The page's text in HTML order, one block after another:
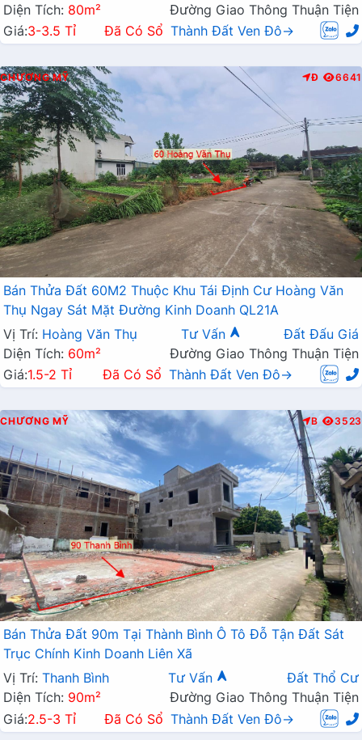
Diện Tích: 80m²
Đường Giao Thông Thuận Tiện
Giá:3-3.5 Tỉ Đã Có Sổ Thành Đất Ven Đô→
CHƯƠNG MỸ Đ 6641
Bán Thửa Đất 60M2 Thuộc Khu Tái Định Cư Hoàng Văn
Thụ Ngay Sát Mặt Đường Kinh Doanh QL21A
Vị Trí: Hoàng Văn Thụ Tư Vấn
Đất Đấu Giá
Diện Tích: 60m²
Đường Giao Thông Thuận Tiện
Giá:1.5-2 Tỉ Đã Có Sổ Thành Đất Ven Đô→
CHƯƠNG MỸ B 3523
Bán Thửa Đất 90m Tại Thành Bình Ô Tô Đỗ Tận Đất Sát
Trục Chính Kinh Doanh Liên Xã
Vị Trí: Thanh Bình Tư Vấn
Đất Thổ Cư
Diện Tích: 90m²
Đường Giao Thông Thuận Tiện
Giá:2.5-3 Tỉ Đã Có Sổ Thành Đất Ven Đô→